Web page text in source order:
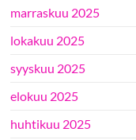
marraskuu 2025
lokakuu 2025
syyskuu 2025
elokuu 2025
huhtikuu 2025